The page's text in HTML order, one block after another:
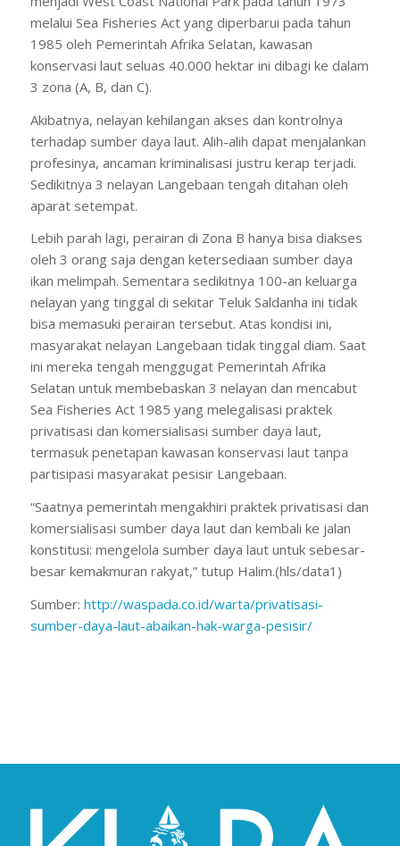
melalui Sea Fisheries Act yang diperbarui pada tahun
1985 oleh Pemerintah Afrika Selatan, kawasan
konservasi laut seluas 40.000 hektar ini dibagi ke dalam
3 zona (A, B, dan C).
Akibatnya, nelayan kehilangan akses dan kontrolnya
terhadap sumber daya laut. Alih-alih dapat menjalankan
profesinya, ancaman kriminalisasi justru kerap terjadi.
Sedikitnya 3 nelayan Langebaan tengah ditahan oleh
aparat setempat.
Lebih parah lagi, perairan di Zona B hanya bisa diakses
oleh 3 orang saja dengan ketersediaan sumber daya
ikan melimpah. Sementara sedikitnya 100-an keluarga
nelayan yang tinggal di sekitar Teluk Saldanha ini tidak
bisa memasuki perairan tersebut. Atas kondisi ini,
masyarakat nelayan Langebaan tidak tinggal diam. Saat
ini mereka tengah menggugat Pemerintah Afrika
Selatan untuk membebaskan 3 nelayan dan mencabut
Sea Fisheries Act 1985 yang melegalisasi praktek
privatisasi dan komersialisasi sumber daya laut,
termasuk penetapan kawasan konservasi laut tanpa
partisipasi masyarakat pesisir Langebaan.
“Saatnya pemerintah mengakhiri praktek privatisasi dan
komersialisasi sumber daya laut dan kembali ke jalan
konstitusi: mengelola sumber daya laut untuk sebesar-
besar kemakmuran rakyat,” tutup Halim.(hls/data1)
Sumber: http://waspada.co.id/warta/privatisasi-
sumber-daya-laut-abaikan-hak-warga-pesisir/